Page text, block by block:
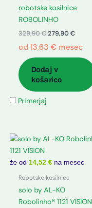
robotske kosilnice
ROBOLINHO
329,90€ 279,90€
od 13,63 €mesec
Dodaj v
košarico
Primerjaj
že od 14,52 € na mesec
Robotske kosilnice
solo by AL-KO
Robolinho® 1121 VISION